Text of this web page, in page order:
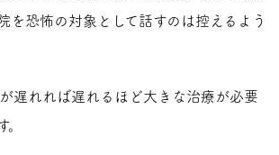
を恐怖の対象として話すのは控えるよう
遅れれば遅れるほど大きな治療が必要
。